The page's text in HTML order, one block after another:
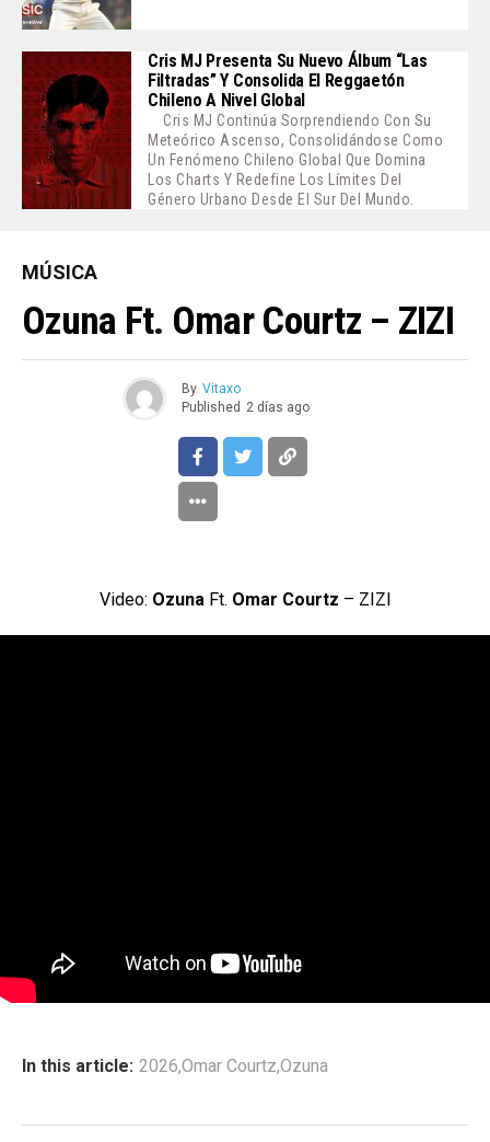
Cris MJ Presenta Su Nuevo Álbum “Las
Filtradas” Y Consolida El Reggaetón
Chileno A Nivel Global
Cris MJ Continúa Sorprendiendo Con Su
Meteórico Ascenso, Consolidándose Como
Un Fenómeno Chileno Global Que Domina
Los Charts Y Redefine Los Límites Del
Género Urbano Desde El Sur Del Mundo.
MÚSICA
Ozuna Ft. Omar Courtz – ZIZI
By Vitaxo
Published 2 días ago
Video: Ozuna Ft. Omar Courtz – ZIZI
In this article: 2026,Omar Courtz,Ozuna